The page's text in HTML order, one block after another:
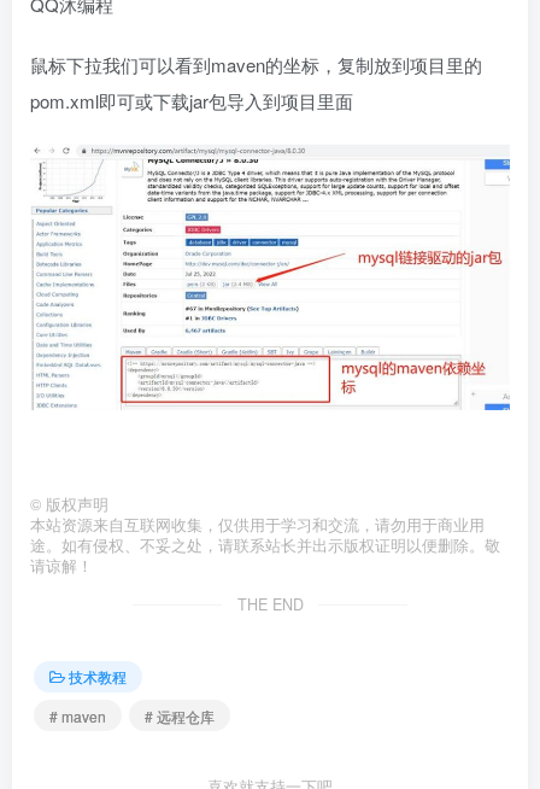
鼠标下拉我们可以看到maven的坐标，复制放到项目里的
pom.xml即可或下载jar包导入到项目里面
© 版权声明
本站资源来自互联网收集，仅供用于学习和交流，请勿用于商业用
途。如有侵权、不妥之处，请联系站长并出示版权证明以便删除。敬
请谅解！
THE END
技术教程
# maven
# 远程仓库